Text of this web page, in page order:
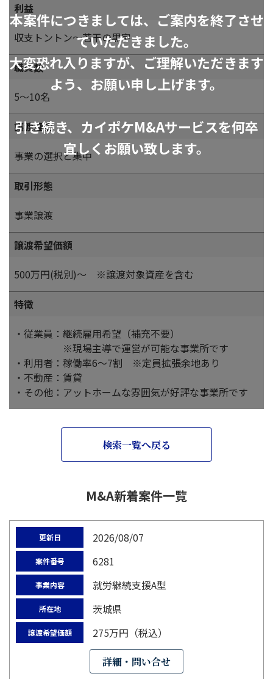
本案件につきましては、ご案内を終了させ
ていただきました。
大変恐れ入りますが、ご理解いただきます
よう、お願い申し上げます。
引き続き、カイポケM&Aサービスを何卒
宜しくお願い致します。
利益
収支トントン～若干の黒字
職員数
5～10名
譲渡理由
事業の選択と集中
取引形態
事業譲渡
譲渡希望価額
500万円(税別)～ ※譲渡対象資産を含む
特徴
・従業員：継続雇用希望（補充不要）
※現場主導で運営が可能な事業所です
・利用者：稼働率6～7割 ※定員拡張余地あり
・不動産：賃貸
・その他：アットホームな雰囲気が好評な事業所です
検索一覧へ戻る
M&A新着案件一覧
更新日 2026/08/07
案件番号 6281
事業内容 就労継続支援A型
所在地 茨城県
譲渡希望価額 275万円（税込）
詳細・問い合せ